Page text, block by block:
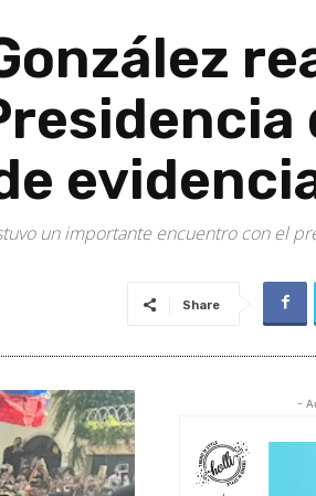
un importante encuentro con el
Share
-